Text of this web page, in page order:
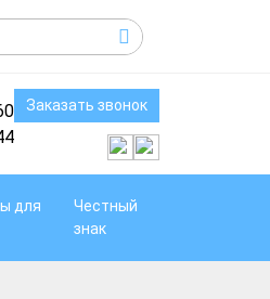
Заказать звонок
для
Честный
знак